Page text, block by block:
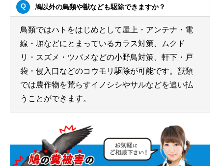
鳩以外の鳥類や獣なども駆除できますか？
鳥類ではハトをはじめとして屋上・アンテナ・電
線・塀などにとまっているカラス対策、ムクド
リ・スズメ・ツバメなどの小野鳥対策、軒下・戸
袋・侵入口などのコウモリ駆除が可能です。獣類
では農作物を荒らすイノシシやサルなどを追い払
うことができます。